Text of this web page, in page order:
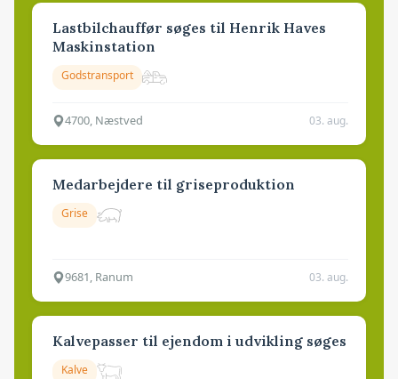
Lastbilchauffør søges til Henrik Haves
Maskinstation
Godstransport
4700, Næstved 03. aug.
Medarbejdere til griseproduktion
Grise
9681, Ranum 03. aug.
Kalvepasser til ejendom i udvikling søges
Kalve